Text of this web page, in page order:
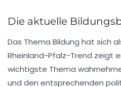
Die aktuelle
Das Thema Bildung hat sich
Rheinland-Pfalz-Trend zeigt
wichtigste Thema
und den entsprechenden